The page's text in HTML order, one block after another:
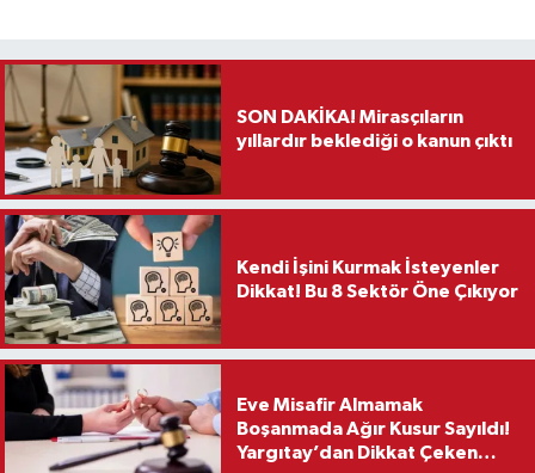
SON DAKİKA! Mirasçıların
yıllardır beklediği o kanun çıktı
Kendi İşini Kurmak İsteyenler
Dikkat! Bu 8 Sektör Öne Çıkıyor
Eve Misafir Almamak
Boşanmada Ağır Kusur Sayıldı!
Yargıtay’dan Dikkat Çeken